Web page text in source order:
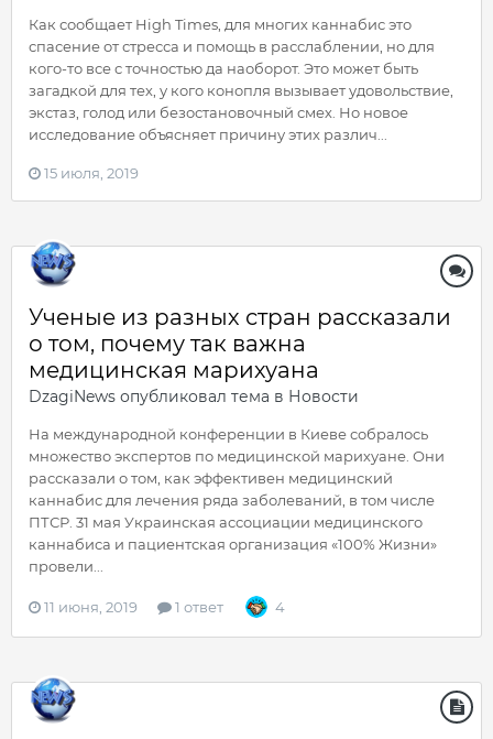
Как сообщает High Times, для многих каннабис это
спасение от стресса и помощь в расслаблении, но для
кого-то все с точностью да наоборот. Это может быть
загадкой для тех, у кого конопля вызывает удовольствие,
экстаз, голод или безостановочный смех. Но новое
исследование объясняет причину этих различ...
15 июля, 2019
Ученые из разных стран рассказали
о том, почему так важна
медицинская марихуана
DzagiNews опубликовал тема в Новости
На международной конференции в Киеве собралось
множество экспертов по медицинской марихуане. Они
рассказали о том, как эффективен медицинский
каннабис для лечения ряда заболеваний, в том числе
ПТСР. 31 мая Украинская ассоциации медицинского
каннабиса и пациентская организация «100% Жизни»
провели...
11 июня, 2019 1 ответ 4